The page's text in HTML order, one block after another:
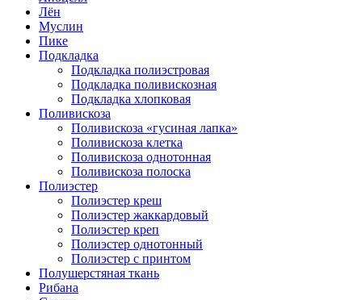
Лён
Муслин
Пике
Подкладка
Подкладка полиэстровая
Подкладка поливискозная
Подкладка хлопковая
Поливискоза
Поливискоза «гусиная лапка»
Поливискоза клетка
Поливискоза однотонная
Поливискоза полоска
Полиэстер
Полиэстeр креш
Полиэстер жаккардовый
Полиэстер креп
Полиэстер однотонный
Полиэстер с принтом
Полушерстяная ткань
Рибана